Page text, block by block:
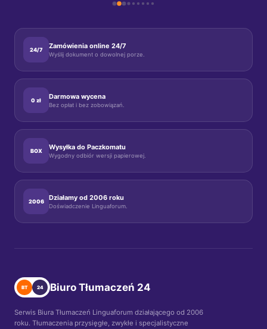
24/7 Zamówienia online 24/7
Wyślij dokument o dowolnej porze.
0 zł Darmowa wycena
Bez opłat i bez zobowiązań.
BOX Wysyłka do Paczkomatu
Wygodny odbiór wersji papierowej.
2006 Działamy od 2006 roku
Doświadczenie Linguaforum.
BT 24 Biuro Tłumaczeń 24
Serwis Biura Tłumaczeń Linguaforum działającego od 2006
roku. Tłumaczenia przysięgłe, zwykłe i specjalistyczne